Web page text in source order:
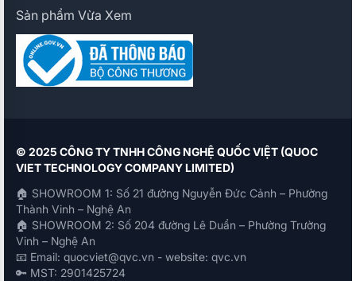
Sản phẩm Vừa Xem
© 2025 CÔNG TY TNHH CÔNG NGHỆ QUỐC VIỆT (QUOC
VIET TECHNOLOGY COMPANY LIMITED)
🏠 SHOWROOM 1: Số 21 đường Nguyễn Đức Cảnh – Phường
Thành Vinh – Nghệ An
🏠 SHOWROOM 2: Số 204 đường Lê Duẩn – Phường Trường
Vinh – Nghệ An
📧 Email: quocviet@qvc.vn - website: qvc.vn
🔑 MST: 2901425724